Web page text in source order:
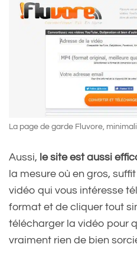
La page de garde Fluvore,
Aussi, le site est aussi
la mesure où en gros,
vidéo qui vous intéresse
format et de cliquer tout
télécharger la vidéo pour
vraiment rien de bien